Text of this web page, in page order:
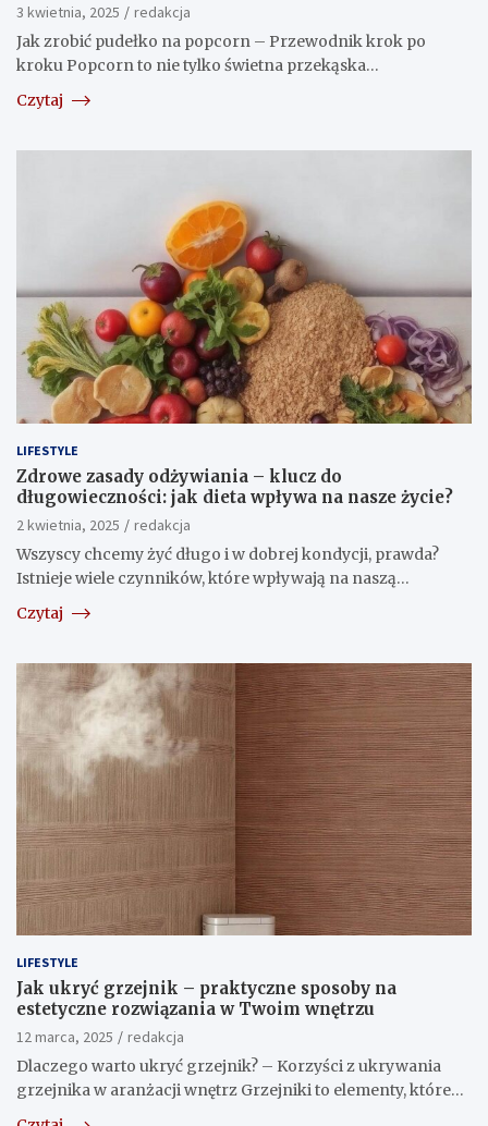
3 kwietnia, 2025
redakcja
Jak zrobić pudełko na popcorn – Przewodnik krok po
kroku Popcorn to nie tylko świetna przekąska…
Czytaj
LIFESTYLE
Zdrowe zasady odżywiania – klucz do
długowieczności: jak dieta wpływa na nasze życie?
2 kwietnia, 2025
redakcja
Wszyscy chcemy żyć długo i w dobrej kondycji, prawda?
Istnieje wiele czynników, które wpływają na naszą…
Czytaj
LIFESTYLE
Jak ukryć grzejnik – praktyczne sposoby na
estetyczne rozwiązania w Twoim wnętrzu
12 marca, 2025
redakcja
Dlaczego warto ukryć grzejnik? – Korzyści z ukrywania
grzejnika w aranżacji wnętrz Grzejniki to elementy, które…